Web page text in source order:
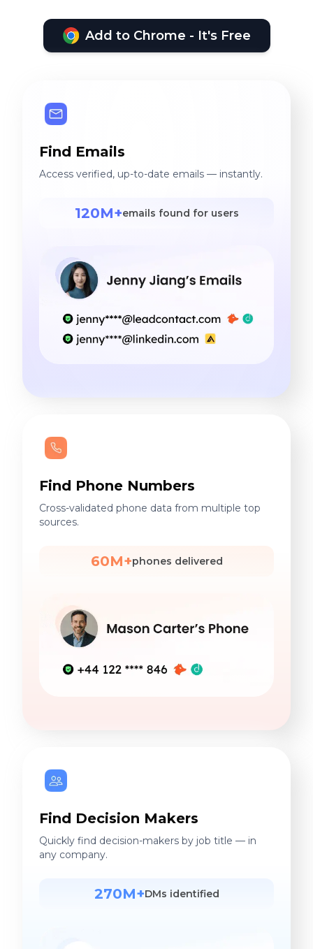
Add to Chrome - It's Free
Find Emails
Access verified, up-to-date emails — instantly.
120M+emails found for users
Find Phone Numbers
Cross-validated phone data from multiple top
sources.
60M+phones delivered
Find Decision Makers
Quickly find decision-makers by job title — in
any company.
270M+DMs identified